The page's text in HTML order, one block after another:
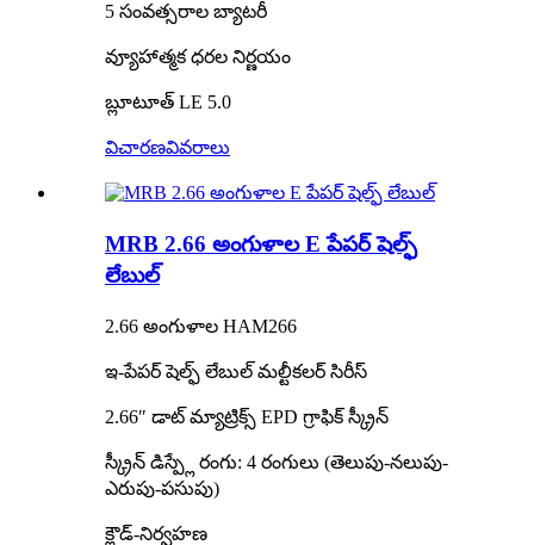
5 సంవత్సరాల బ్యాటరీ
వ్యూహాత్మక ధరల నిర్ణయం
బ్లూటూత్ LE 5.0
విచారణవివరాలు
MRB 2.66 అంగుళాల E పేపర్ షెల్ఫ్
లేబుల్
2.66 అంగుళాల HAM266
ఇ-పేపర్ షెల్ఫ్ లేబుల్ మల్టీకలర్ సిరీస్
2.66″ డాట్ మ్యాట్రిక్స్ EPD గ్రాఫిక్ స్క్రీన్
స్క్రీన్ డిస్ప్లే రంగు: 4 రంగులు (తెలుపు-నలుపు-
ఎరుపు-పసుపు)
క్లౌడ్-నిర్వహణ